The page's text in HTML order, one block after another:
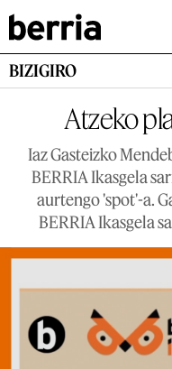
BIZIGIRO
Atzeko
Iaz Gasteizko
BERRIA Ikasgela
aurtengo 'spot'-a.
BERRIA Ikasgela